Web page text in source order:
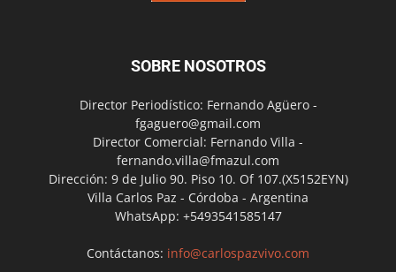
SOBRE NOSOTROS
Director Periodístico: Fernando Agüero -
fgaguero@gmail.com
Director Comercial: Fernando Villa -
fernando.villa@fmazul.com
Dirección: 9 de Julio 90. Piso 10. Of 107.(X5152EYN)
Villa Carlos Paz - Córdoba - Argentina
WhatsApp: +5493541585147
Contáctanos: info@carlospazvivo.com